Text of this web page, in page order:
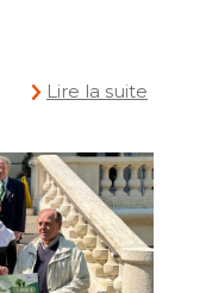
,
Lire la suite